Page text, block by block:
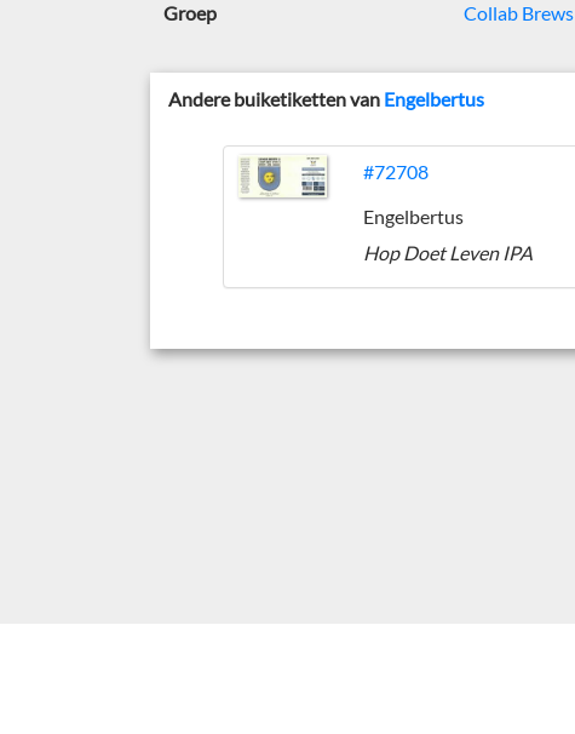
Groep Collab Brews
Andere buiketiketten van Engelbertus
#72708
Engelbertus
Hop Doet Leven IPA